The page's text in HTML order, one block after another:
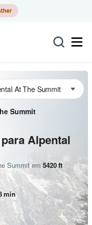
Summit
Alpental
Summit em 5420ft
min